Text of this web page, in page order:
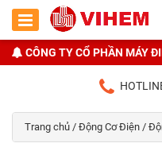
CÔNG TY CỔ PHẦN MÁY
Trang chủ / Động Cơ Điện /